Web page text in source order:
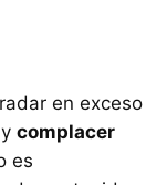
en exceso
complacer
es